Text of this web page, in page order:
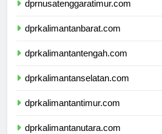
dprnusatenggaratimur.com
dprkalimantanbarat.com
dprkalimantantengah.com
dprkalimantanselatan.com
dprkalimantantimur.com
dprkalimantanutara.com